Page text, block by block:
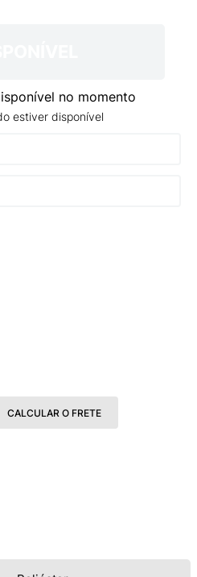
no momento
estiver disponível
CALCULAR O FRETE